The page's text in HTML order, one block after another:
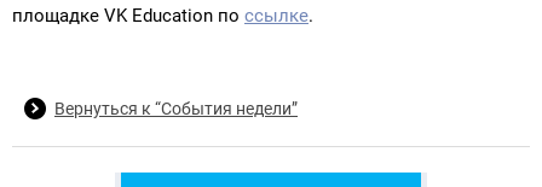
площадке VK Education по ссылке.
Вернуться к “События недели”